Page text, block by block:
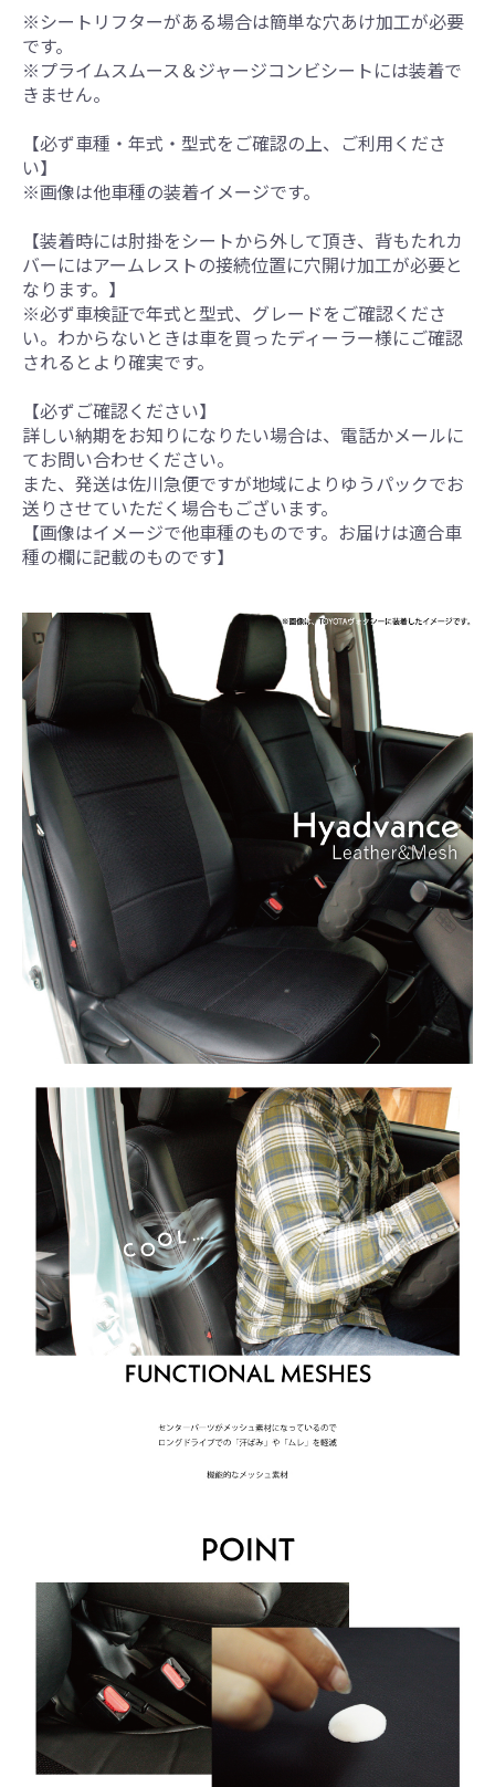
※シートリフターがある場合は簡単な穴あけ加工が必要
です。
※プライムスムース＆ジャージコンビシートには装着で
きません。
【必ず車種・年式・型式をご確認の上、ご利用くださ
い】
※画像は他車種の装着イメージです。
【装着時には肘掛をシートから外して頂き、背もたれカ
バーにはアームレストの接続位置に穴開け加工が必要と
なります。】
※必ず車検証で年式と型式、グレードをご確認くださ
い。わからないときは車を買ったディーラー様にご確認
されるとより確実です。
【必ずご確認ください】
詳しい納期をお知りになりたい場合は、電話かメールに
てお問い合わせください。
また、発送は佐川急便ですが地域によりゆうパックでお
送りさせていただく場合もございます。
【画像はイメージで他車種のものです。お届けは適合車
種の欄に記載のものです】